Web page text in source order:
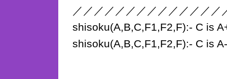
／／／／／／／／／／／／／／
shisoku(A,B,C,F1,F2,F):- C is
shisoku(A,B,C,F1,F2,F):- C is